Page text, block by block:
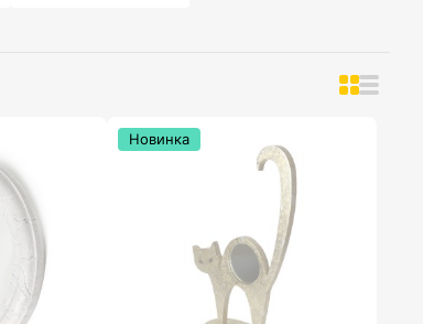
Новинка